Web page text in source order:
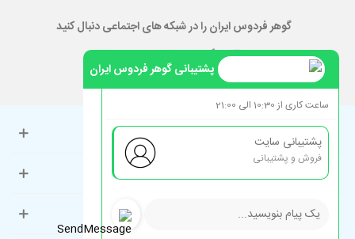
گوهر فردوس ایران را در شبکه های اجتماعی دنبال کنید
حساب کاربری
راهنمای مشتریان
دسته‌بندی‌های پرطرفدار
پشتیبانی گوهر فردوس ایران
ساعت کاری از 10:30 الی 21:00
پشتیبانی سایت
فروش و پشتیبانی